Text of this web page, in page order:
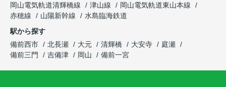
岡山電気軌道清輝橋線
津山線
岡山電気軌道東山本線
赤穂線
山陽新幹線
水島臨海鉄道
駅から探す
備前西市
北長瀬 大元 清輝橋 大安寺
庭瀬
備前三門
吉備津 岡山 備前一宮